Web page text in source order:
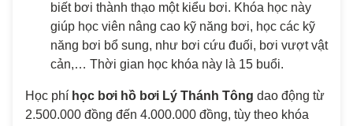
biết bơi thành thạo một kiểu bơi. Khóa học này
giúp học viên nâng cao kỹ năng bơi, học các kỹ
năng bơi bổ sung, như bơi cứu đuối, bơi vượt vật
cản,… Thời gian học khóa này là 15 buổi.
Học phí học bơi hồ bơi Lý Thánh Tông dao động từ
2.500.000 đồng đến 4.000.000 đồng, tùy theo khóa